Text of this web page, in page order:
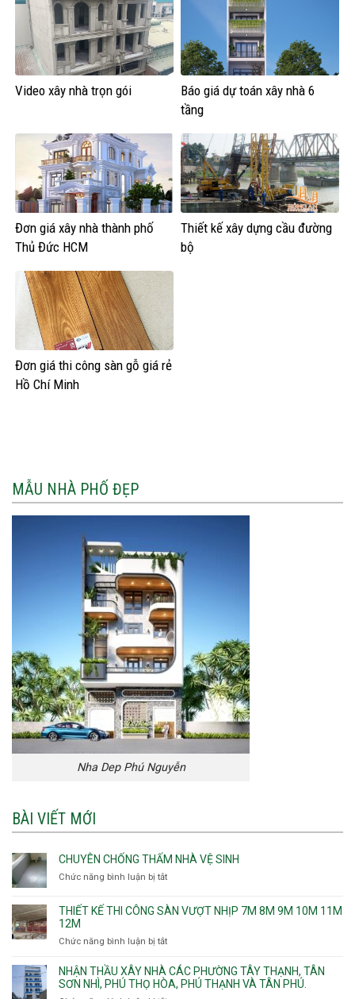
Video xây nhà trọn gói
Báo giá dự toán xây nhà 6
tầng
Đơn giá xây nhà thành phố
Thủ Đức HCM
Thiết kế xây dựng cầu đường
bộ
Đơn giá thi công sàn gỗ giá rẻ
Hồ Chí Minh
MẪU NHÀ PHỐ ĐẸP
Nha Dep Phú Nguyễn
BÀI VIẾT MỚI
CHUYÊN CHỐNG THẤM NHÀ VỆ SINH
Chức năng bình luận bị tắt
chống
thấm
THIẾT KẾ THI CÔNG SÀN VƯỢT NHỊP 7M 8M 9M 10M 11M
12M
Chức năng bình luận bị tắt
kế
thi
NHẬN THẦU XÂY NHÀ CÁC PHƯỜNG TÂY THẠNH, TÂN
SƠN NHÌ, PHÚ THỌ HÒA, PHÚ THẠNH VÀ TÂN PHÚ.